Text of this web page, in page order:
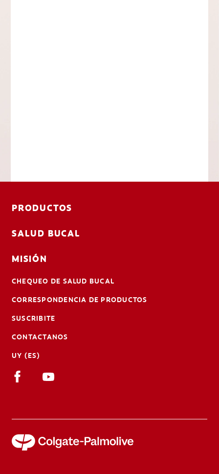
PRODUCTOS
SALUD BUCAL
MISIÓN
CHEQUEO DE SALUD BUCAL
CORRESPONDENCIA DE PRODUCTOS
SUSCRIBITE
CONTACTANOS
UY (ES)